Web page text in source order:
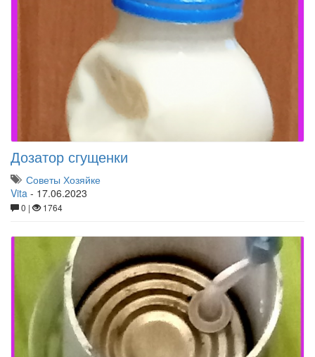
Дозатор сгущенки
Советы Хозяйке
Vita - 17.06.2023
0 | 1764